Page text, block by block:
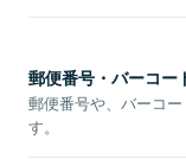
郵便番号・バーコー
郵便番号や、バーコ
す。